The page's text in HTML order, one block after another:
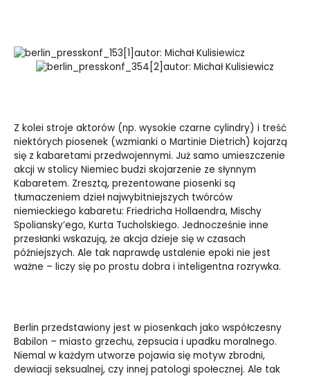
autor: Michał Kulisiewicz
autor: Michał Kulisiewicz
Z kolei stroje aktorów (np. wysokie czarne cylindry) i treść
niektórych piosenek (wzmianki o Martinie Dietrich) kojarzą
się z kabaretami przedwojennymi. Już samo umieszczenie
akcji w stolicy Niemiec budzi skojarzenie ze słynnym
Kabaretem. Zresztą, prezentowane piosenki są
tłumaczeniem dzieł najwybitniejszych twórców
niemieckiego kabaretu: Friedricha Hollaendra, Mischy
Spoliansky’ego, Kurta Tucholskiego. Jednocześnie inne
przesłanki wskazują, że akcja dzieje się w czasach
późniejszych. Ale tak naprawdę ustalenie epoki nie jest
ważne – liczy się po prostu dobra i inteligentna rozrywka.
Berlin przedstawiony jest w piosenkach jako współczesny
Babilon – miasto grzechu, zepsucia i upadku moralnego.
Niemal w każdym utworze pojawia się motyw zbrodni,
dewiacji seksualnej, czy innej patologi społecznej. Ale tak